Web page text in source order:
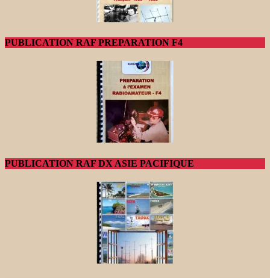
PUBLICATION RAF PREPARATION F4
PUBLICATION RAF DX ASIE PACIFIQUE